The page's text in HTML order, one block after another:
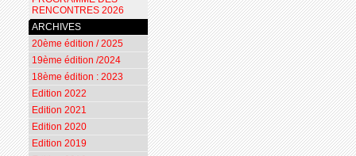
RENCONTRES 2026
ARCHIVES
20ème édition / 2025
19ème édition /2024
18ème édition : 2023
Edition 2022
Edition 2021
Edition 2020
Edition 2019